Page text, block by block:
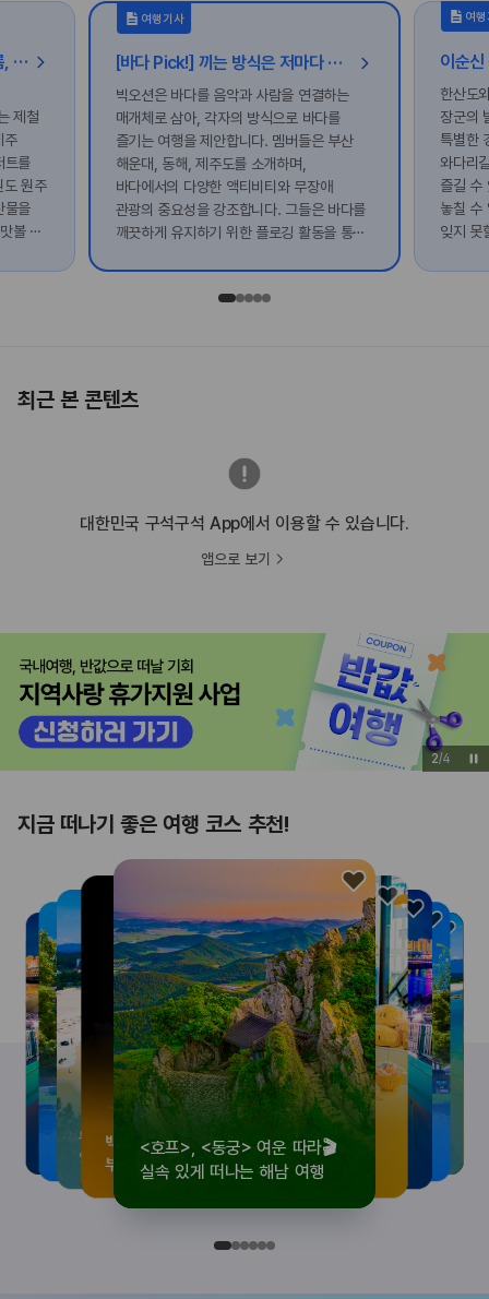
[가볼래-터] 한 입 베어 무는 여름, 입맛 살리는 미식 여행
제철
주
트를
도 원주
물을
볼 수
여행기사
[바다 Pick!] 끼는 방식은 저마다 달라도, 바다는 누구에게나 열려 있다
빅오션은 바다를 음악과 사람을 연결하는
매개체로 삼아, 각자의 방식으로 바다를
즐기는 여행을 제안합니다. 멤버들은 부산
해운대, 동해, 제주도를 소개하며,
바다에서의 다양한 액티비티와 무장애
관광의 중요성을 강조합니다. 그들은 바다를
깨끗하게 유지하기 위한 플로깅 활동을 통해
여
한산도
장군의
특별한
와다리
즐길 수
놓칠 수
잊지 못
최근 본 콘텐츠
대한민국 구석구석 App에서 이용할 수 있습니다.
앱으로 보기
3/4
지금 떠나기 좋은 여행 코스 추천!
<호프>, <동궁> 여운 따라🎬
실속 있게 떠나는 해남 여행
로컬 감성 수집!
전국 로컬 기념품숍 3곳⭐
우리말이 더 재미있어지는
세종 한글 여행
숲길부터 천년 고찰까지!
마음에 쉼을 더하는 부안
뚜벅이 여행자 주목🚶
양양 1박 2일 코스
백제의 숨결을 따라,
부여에서 만나는 여름
<호프>, <동궁> 여운 따라🎬
실속 있게 떠나는 해남 여행
로컬 감성 수집!
전국 로컬 기념품숍 3곳⭐
우리말이 더 재미있어지는
세종 한글 여행
숲길부터 천년 고찰까지!
마음에 쉼을 더하는 부안
뚜벅이 여행자 주목🚶
양양 1박 2일 코스
백제의 숨결을 따라,
부여에서 만나는 여름
<호프>, <동궁> 여운 따라🎬
실속 있게 떠나는 해남 여행
로컬 감성 수집!
전국 로컬 기념품숍 3곳⭐
우리말이 더 재미있어지는
세종 한글 여행
숲길부터 천년 고찰까지!
마음에 쉼을 더하는 부안
뚜벅이 여행자 주목🚶
양양 1박 2일 코스
백제의 숨결을 따라,
부여에서 만나는 여름